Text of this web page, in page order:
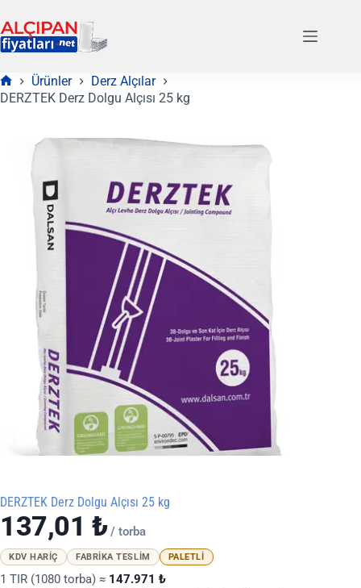
to
content
Anasayfa
Ürünler
Derz Alçılar
DERZTEK Derz Dolgu Alçısı 25 kg
DERZTEK Derz Dolgu Alçısı 25 kg
137,01 ₺ / torba
KDV HARIÇ FABRIKA TESLIM PALETLI
1 TIR (1080 torba) ≈ 147.971 ₺